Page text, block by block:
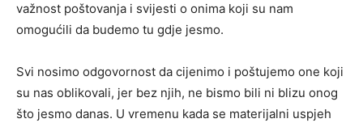
važnost poštovanja i svijesti o onima koji su nam
omogućili da budemo tu gdje jesmo.
Svi nosimo odgovornost da cijenimo i poštujemo one koji
su nas oblikovali, jer bez njih, ne bismo bili ni blizu onog
što jesmo danas. U vremenu kada se materijalni uspjeh